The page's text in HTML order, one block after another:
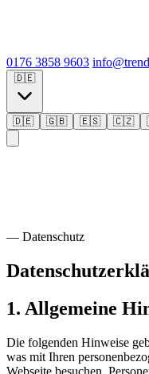
0176 3858 9603
🇩🇪
🇩🇪 🇬🇧 🇪🇸 🇨🇿
— Datenschutz
1. Allgemeine
Die folgenden Hinweise
was mit Ihren
Webseite besuchen.